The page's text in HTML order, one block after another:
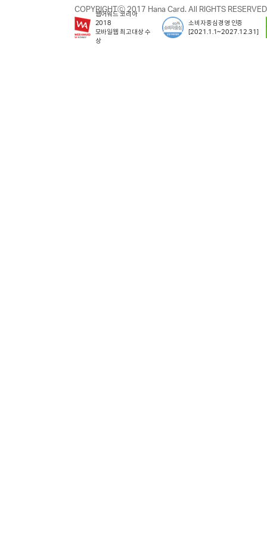
COPYRIGHTⓒ 2017 Hana Card. All RIGHTS RESERVED
웹어워드 코리아
2018
모바일웹 최고대상 수
상
소비자중심경영 인증
[2021.1.1~2027.12.31]